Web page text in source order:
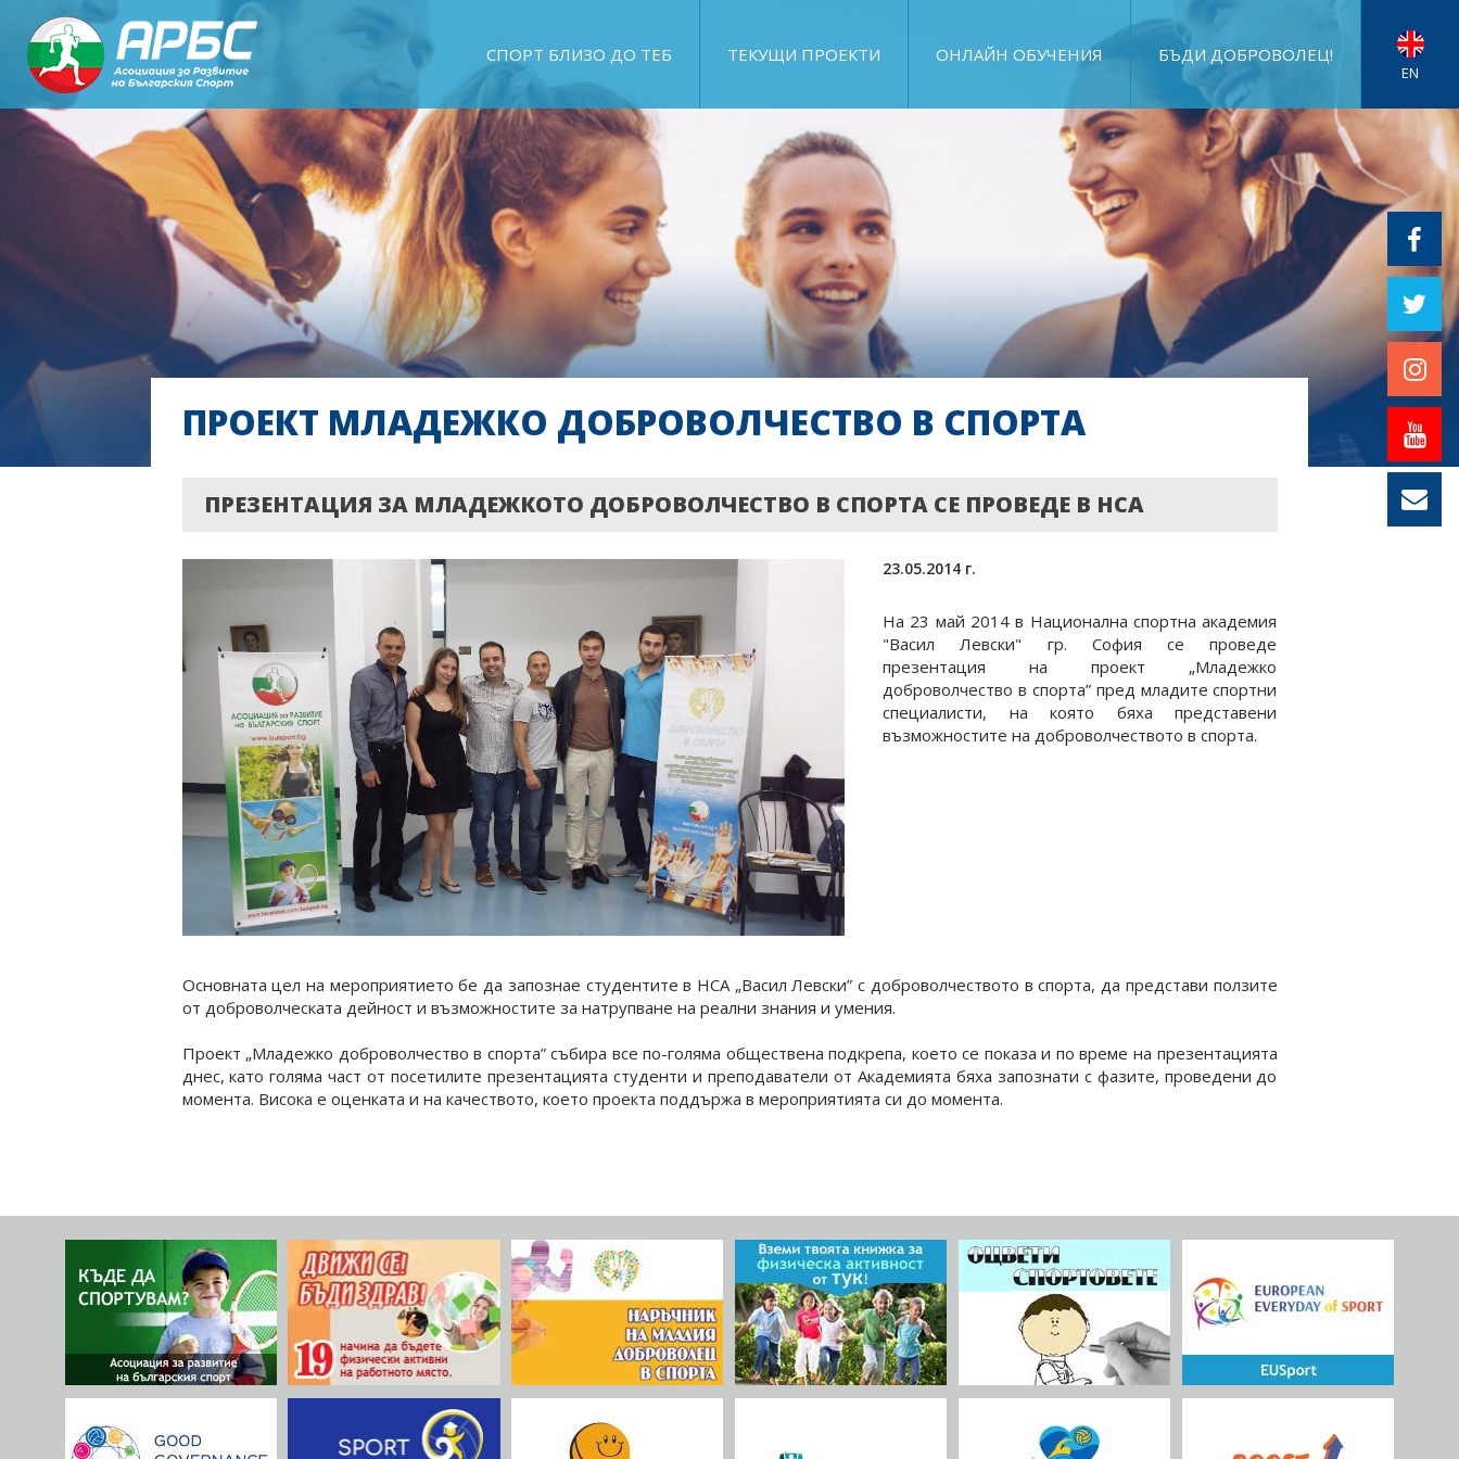
СПОРТ БЛИЗО ДО ТЕБ ТЕКУЩИ ПРОЕКТИ ОНЛАЙН ОБУЧЕНИЯ БЪДИ ДОБРОВОЛЕЦ!
EN
ПРОЕКТ МЛАДЕЖКО ДОБРОВОЛЧЕСТВО В СПОРТА
ПРЕЗЕНТАЦИЯ ЗА МЛАДЕЖКОТО ДОБРОВОЛЧЕСТВО В СПОРТА СЕ ПРОВЕДЕ В НСА
23.05.2014 г.
На 23 май 2014 в Национална спортна академия
"Васил Левски" гр. София се проведе
презентация на проект „Младежко
доброволчество в спорта” пред младите спортни
специалисти, на която бяха представени
възможностите на доброволчеството в спорта.
Основната цел на мероприятието бе да запознае студентите в НСА „Васил Левски” с доброволчеството в спорта, да представи ползите
от доброволческата дейност и възможностите за натрупване на реални знания и умения.
Проект „Младежко доброволчество в спорта” събира все по-голяма обществена подкрепа, което се показа и по време на презентацията
днес, като голяма част от посетилите презентацията студенти и преподаватели от Академията бяха запознати с фазите, проведени до
момента. Висока е оценката и на качеството, което проекта поддържа в мероприятията си до момента.